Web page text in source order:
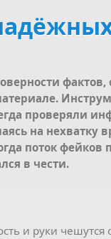
проверяли
на нехватку
поток
в чести.
и руки